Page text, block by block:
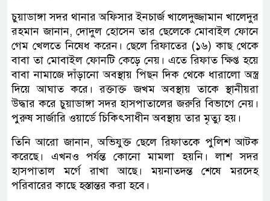
চুয়াডাঙ্গা সদর থানার অফিসার ইনচার্জ খালেদুজ্জামান খালেদুর
রহমান জানান, দোদুল হোসেন তার ছেলেকে মোবাইল ফোনে
গেম খেলতে নিষেধ করেন। ছেলে রিফাতের (১৬) কাছ থেকে
বাবা তা মোবাইল ফোনটি কেড়ে নেয়। এতে রিফাত ক্ষিপ্ত হয়ে
বাবা নামাজে দাঁড়ানো অবস্থায় পিছন দিক থেকে ধারালো অস্ত্র
দিয়ে আঘাত করে। রক্তাক্ত জখম অবস্থায় তাকে স্থানীয়রা
উদ্ধার করে চুয়াডাঙ্গা সদর হাসপাতালের জরুরি বিভাগে নেয়।
পুরুষ সার্জারি ওয়ার্ডে চিকিৎসাধীন অবস্থায় তার মৃত্যু হয়।
তিনি আরো জানান, অভিযুক্ত ছেলে রিফাতকে পুলিশ আটক
করেছে। এখনও পর্যন্ত কোনো মামলা হয়নি। লাশ সদর
হাসপাতাল মর্গে রাখা আছে। ময়নাতদন্ত শেষে মরদেহ
পরিবারের কাছে হস্তান্তর করা হবে।